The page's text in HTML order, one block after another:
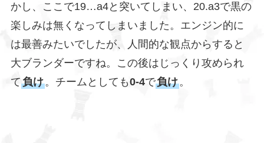
かし、ここで19…a4と突いてしまい、20.a3で黒の
楽しみは無くなってしまいました。エンジン的に
は最善みたいでしたが、人間的な観点からすると
大ブランダーですね。この後はじっくり攻められ
て負け。チームとしても0-4で負け。